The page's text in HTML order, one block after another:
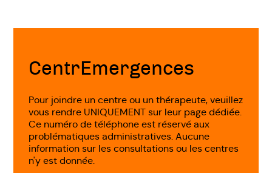
Fin
CentrEmergences
Pour joindre un centre ou un thérapeute, veuillez
vous rendre UNIQUEMENT sur leur page dédiée.
Ce numéro de téléphone est réservé aux
problématiques administratives. Aucune
information sur les consultations ou les centres
n'y est donnée.